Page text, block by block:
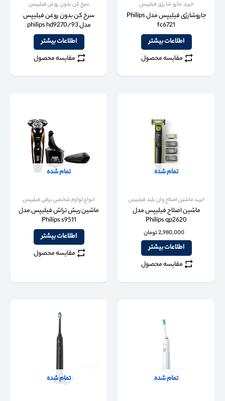
خرید جارو شارژی فیلیپس
جاروشارژی فیلیپس مدل Philips
fc6721
اطلاعات بیشتر
مقایسه محصول
سرخ کن بدون روغن فیلیپس
سرخ کن بدون روغن فیلیپس
مدل philips hd9270/93
اطلاعات بیشتر
مقایسه محصول
تمام شده
خرید ماشین اصلاح وان بلید فیلیپس
ماشین اصلاح فیلیپس مدل
Philips qp2620
2,980,000تومان
اطلاعات بیشتر
مقایسه محصول
تمام شده
انواع لوازم شخصی برقی فیلیپس
ماشین ریش تراش فیلیپس مدل
Philips s9511
اطلاعات بیشتر
مقایسه محصول
تمام شده تمام شده